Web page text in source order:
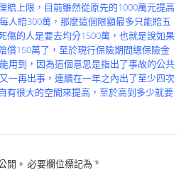
賠上限，目前雖然從原先的1000萬元提高
人賠300萬，那麼這個限額最多只能賠五
傷的人是要去均分1500萬，也就是說如果
償150萬了，至於現行保險期間總保險金
用到，因為這個意思是指出了事故的公共
一再出事，連續在一年之內出了至少四次
有很大的空間來提高，至於高到多少就要
開。 必要欄位標記為 *